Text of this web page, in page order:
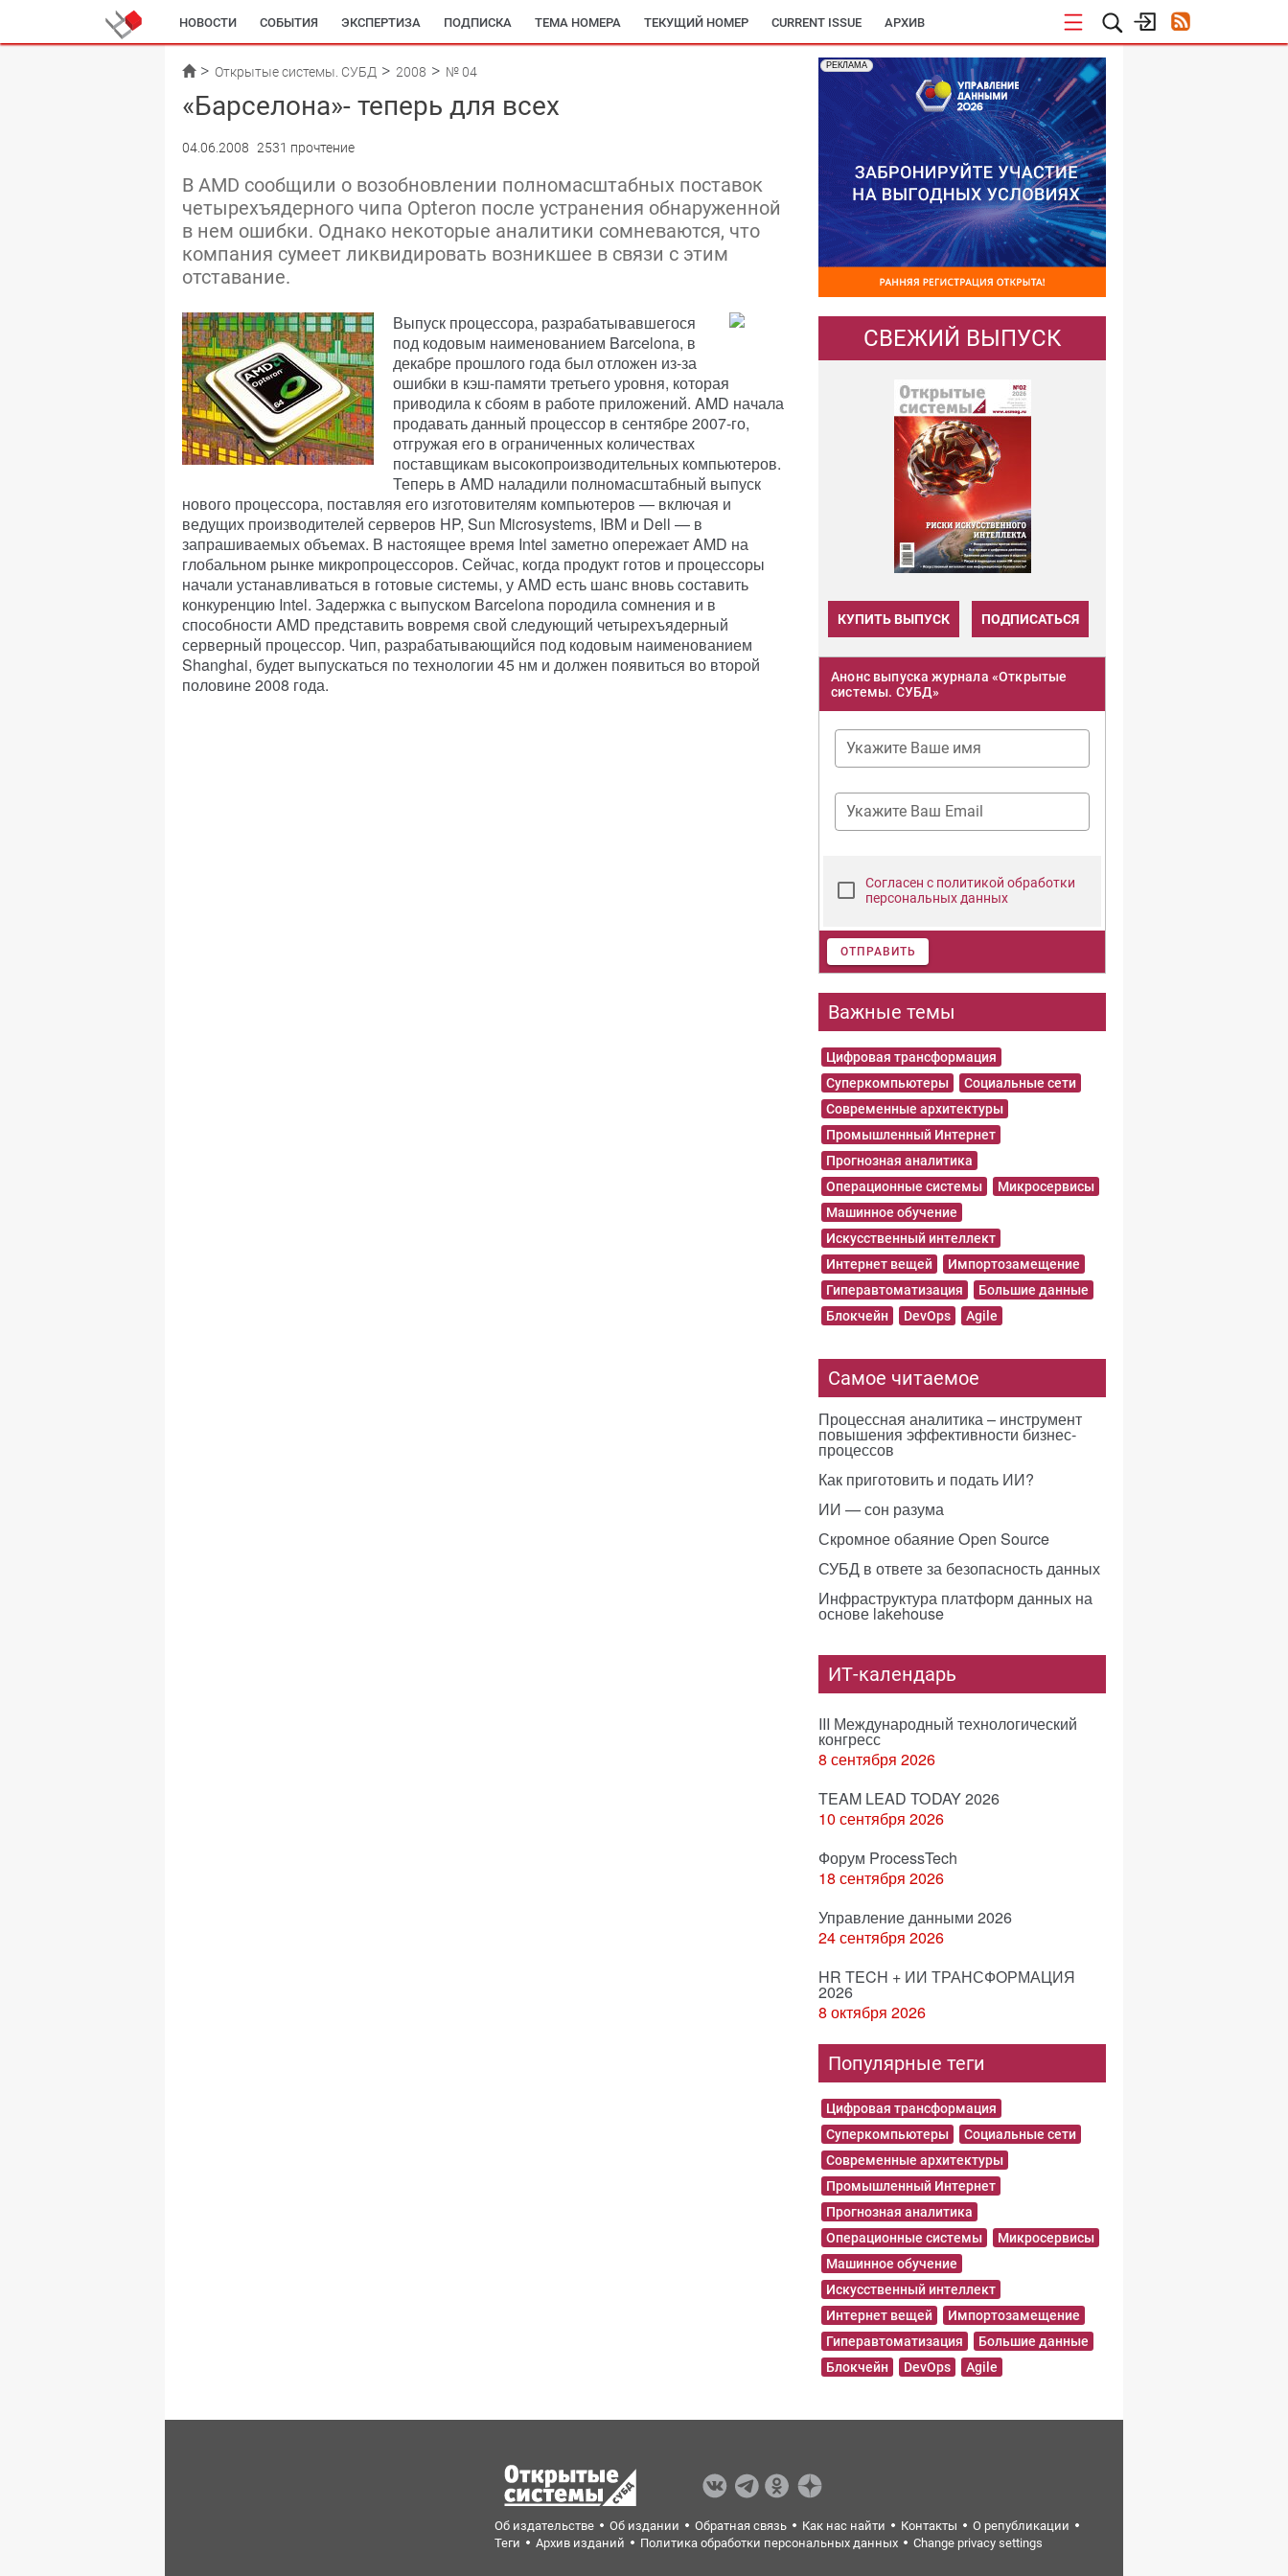
НОВОСТИ СОБЫТИЯ ЭКСПЕРТИЗА ПОДПИСКА ТЕМА НОМЕРА ТЕКУЩИЙ НОМЕР CURRENT ISSUE АРХИВ
Открытые системы. СУБД 2008 № 04
«Барселона»- теперь для всех
04.06.2008 2531 прочтение
В AMD сообщили о возобновлении полномасштабных поставок
четырехъядерного чипа Opteron после устранения обнаруженной
в нем ошибки. Однако некоторые аналитики сомневаются, что
компания сумеет ликвидировать возникшее в связи с этим
отставание.
Выпуск процессора, разрабатывавшегося
под кодовым наименованием Barcelona, в
декабре прошлого года был отложен из-за
ошибки в кэш-памяти третьего уровня, которая
приводила к сбоям в работе приложений. AMD начала
продавать данный процессор в сентябре 2007-го,
отгружая его в ограниченных количествах
поставщикам высокопроизводительных компьютеров.
Теперь в AMD наладили полномасштабный выпуск
нового процессора, поставляя его изготовителям компьютеров — включая и
ведущих производителей серверов HP, Sun Microsystems, IBM и Dell — в
запрашиваемых объемах. В настоящее время Intel заметно опережает AMD на
глобальном рынке микропроцессоров. Сейчас, когда продукт готов и процессоры
начали устанавливаться в готовые системы, у AMD есть шанс вновь составить
конкуренцию Intel. Задержка с выпуском Barcelona породила сомнения и в
способности AMD представить вовремя свой следующий четырехъядерный
серверный процессор. Чип, разрабатывающийся под кодовым наименованием
Shanghai, будет выпускаться по технологии 45 нм и должен появиться во второй
половине 2008 года.
РЕКЛАМА
СВЕЖИЙ ВЫПУСК
КУПИТЬ ВЫПУСК ПОДПИСАТЬСЯ
Анонс выпуска журнала «Открытые
системы. СУБД»
Укажите Ваше имя
Укажите Ваш Email
Согласен с политикой обработки
персональных данных
ОТПРАВИТЬ
Важные темы
Цифровая трансформация
Суперкомпьютеры
Социальные сети
Современные архитектуры
Промышленный Интернет
Прогнозная аналитика
Операционные системы
Микросервисы
Машинное обучение
Искусственный интеллект
Интернет вещей
Импортозамещение
Гиперавтоматизация
Большие данные
Блокчейн
DevOps Agile
Самое читаемое
Процессная аналитика – инструмент
повышения эффективности бизнес-
процессов
Как приготовить и подать ИИ?
ИИ — сон разума
Скромное обаяние Open Source
СУБД в ответе за безопасность данных
Инфраструктура платформ данных на
основе lakehouse
ИТ-календарь
III Международный технологический
конгресс
8 сентября 2026
TEAM LEAD TODAY 2026
10 сентября 2026
Форум ProcessTech
18 сентября 2026
Управление данными 2026
24 сентября 2026
HR TECH + ИИ ТРАНСФОРМАЦИЯ
2026
8 октября 2026
Популярные теги
Цифровая трансформация
Суперкомпьютеры
Социальные сети
Современные архитектуры
Промышленный Интернет
Прогнозная аналитика
Операционные системы
Микросервисы
Машинное обучение
Искусственный интеллект
Интернет вещей
Импортозамещение
Гиперавтоматизация
Большие данные
Блокчейн
DevOps Agile
Об издательстве Об издании Обратная связь Как нас найти Контакты
О републикации
Теги
Архив изданий Политика обработки персональных данных Change privacy settings